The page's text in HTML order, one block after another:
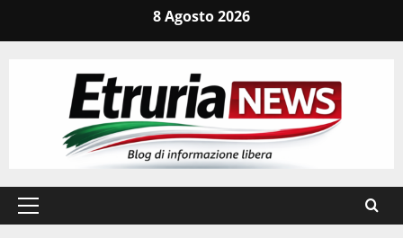
8 Agosto 2026
Menu